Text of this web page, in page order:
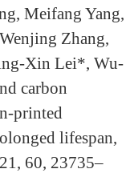
Meifang Yang,
Zhang,
Xin Lei*, Wu-
carbon
printed
lifespan,
60, 23735–